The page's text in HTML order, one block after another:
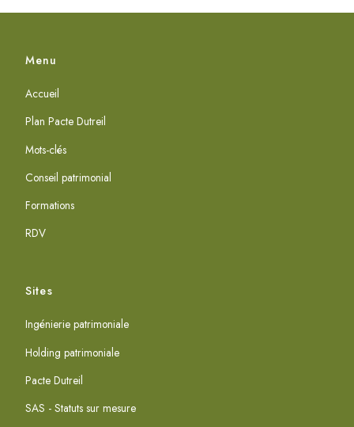
Menu
Accueil
Plan Pacte Dutreil
Mots-clés
Conseil patrimonial
Formations
RDV
Sites
Ingénierie patrimoniale
Holding patrimoniale
Pacte Dutreil
SAS - Statuts sur mesure